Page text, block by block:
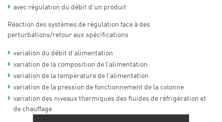
avec régulation du débit d’un produit
Réaction des systèmes de régulation face à des
perturbations/retour aux spécifications
variation du débit d’alimentation
variation de la composition de l’alimentation
variation de la température de l’alimentation
variation de la pression de fonctionnement de la colonne
variation des niveaux thermiques des fluides de réfrigération et
de chauffage